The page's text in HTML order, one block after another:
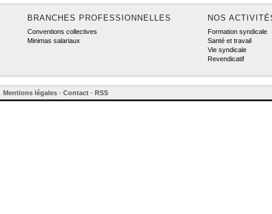
BRANCHES PROFESSIONNELLES
Conventions collectives
Minimas salariaux
NOS
Formation syndicale
Santé et travail
Vie syndicale
Revendicatif
Mentions légales - Contact - RSS